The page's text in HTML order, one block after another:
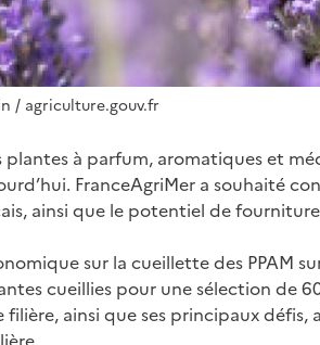
/ agriculture.gouv.fr
plantes à parfum, aromatiques et
FranceAgriMer a souhaité
ainsi que le potentiel de
sur la cueillette des PPAM
cueillies pour une sélection de
ainsi que ses principaux